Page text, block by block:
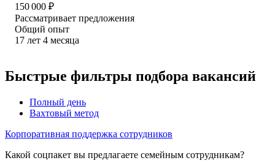
150 000 ₽
Рассматривает предложения
Общий опыт
17 лет 4 месяца
Быстрые фильтры подбора вакансий
Полный день
Вахтовый метод
Корпоративная поддержка сотрудников
Какой соцпакет вы предлагаете семейным сотрудникам?